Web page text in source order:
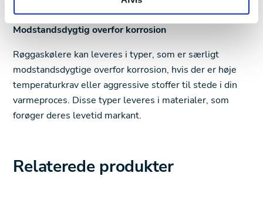
Modstandsdygtig overfor korrosion
Røggaskølere kan leveres i typer, som er særligt
modstandsdygtige overfor korrosion, hvis der er høje
temperaturkrav eller aggressive stoffer til stede i din
varmeproces. Disse typer leveres i materialer, som
forøger deres levetid markant.
Relaterede produkter